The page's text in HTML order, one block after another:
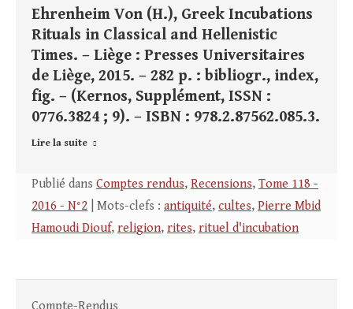
Ehrenheim Von (H.), Greek Incubations
Rituals in Classical and Hellenistic
Times. – Liège : Presses Universitaires
de Liège, 2015. – 282 p. : bibliogr., index,
fig. – (Kernos, Supplément, ISSN :
0776.3824 ; 9). – ISBN : 978.2.87562.085.3.
Lire la suite
Publié dans Comptes rendus, Recensions, Tome 118 -
2016 - N°2 | Mots-clefs : antiquité, cultes, Pierre Mbid
Hamoudi Diouf, religion, rites, rituel d'incubation